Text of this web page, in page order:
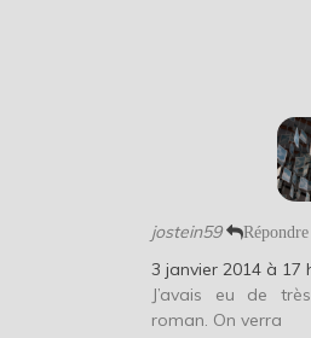
jostein59 Répondre
3 janvier 2014 à 17
J’avais eu de
roman. On verra